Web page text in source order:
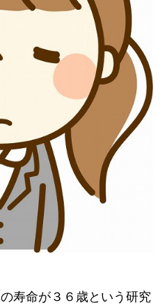
の寿命が３６歳という研究